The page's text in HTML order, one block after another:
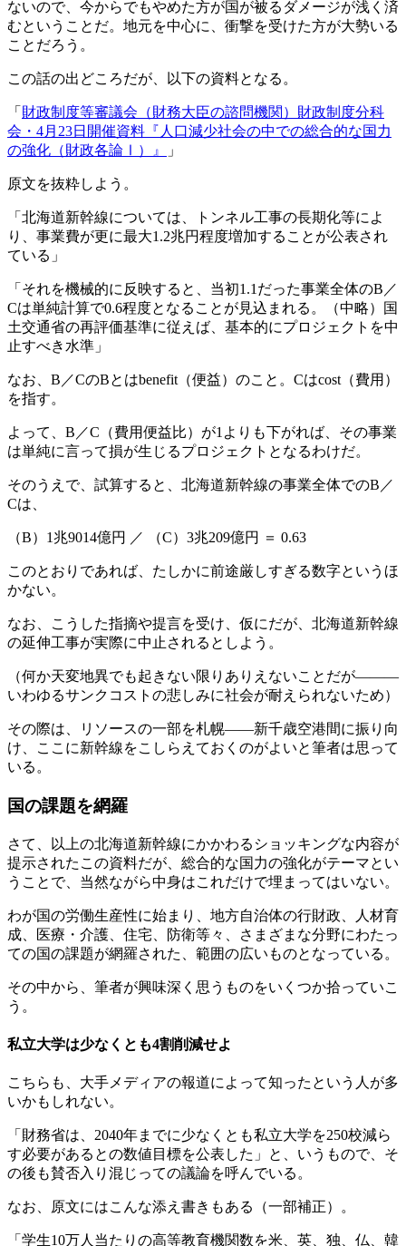
ないので、今からでもやめた方が国が被るダメージが浅く済
むということだ。地元を中心に、衝撃を受けた方が大勢いる
ことだろう。
この話の出どころだが、以下の資料となる。
「 財政制度等審議会（財務大臣の諮問機関）財政制度分科
会・4月23日開催資料『人口減少社会の中での総合的な国力
の強化（財政各論Ⅰ）』
」
原文を抜粋しよう。
「北海道新幹線については、トンネル工事の長期化等によ
り、事業費が更に最大1.2兆円程度増加することが公表され
ている」
「それを機械的に反映すると、当初1.1だった事業全体のB／
Cは単純計算で0.6程度となることが見込まれる。（中略）国
土交通省の再評価基準に従えば、基本的にプロジェクトを中
止すべき水準」
なお、B／CのBとはbenefit（便益）のこと。Cはcost（費用）
を指す。
よって、B／C（費用便益比）が1よりも下がれば、その事業
は単純に言って損が生じるプロジェクトとなるわけだ。
そのうえで、試算すると、北海道新幹線の事業全体でのB／
Cは、
（B）1兆9014億円 ／ （C）3兆209億円 ＝ 0.63
このとおりであれば、たしかに前途厳しすぎる数字というほ
かない。
なお、こうした指摘や提言を受け、仮にだが、北海道新幹線
の延伸工事が実際に中止されるとしよう。
（何か天変地異でも起きない限りありえないことだが―――
いわゆるサンクコストの悲しみに社会が耐えられないため）
その際は、リソースの一部を札幌――新千歳空港間に振り向
け、ここに新幹線をこしらえておくのがよいと筆者は思って
いる。
国の課題を網羅
さて、以上の北海道新幹線にかかわるショッキングな内容が
提示されたこの資料だが、総合的な国力の強化がテーマとい
うことで、当然ながら中身はこれだけで埋まってはいない。
わが国の労働生産性に始まり、地方自治体の行財政、人材育
成、医療・介護、住宅、防衛等々、さまざまな分野にわたっ
ての国の課題が網羅された、範囲の広いものとなっている。
その中から、筆者が興味深く思うものをいくつか拾っていこ
う。
私立大学は少なくとも4割削減せよ
こちらも、大手メディアの報道によって知ったという人が多
いかもしれない。
「財務省は、2040年までに少なくとも私立大学を250校減ら
す必要があるとの数値目標を公表した」と、いうもので、そ
の後も賛否入り混じっての議論を呼んでいる。
なお、原文にはこんな添え書きもある（一部補正）。
「学生10万人当たりの高等教育機関数を米、英、独、仏、韓